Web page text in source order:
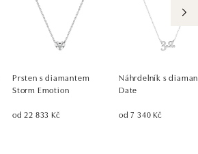
Prsten s diamantem
Storm Emotion
od 22 833 Kč
Náhrdelník s
Date
od 7 340 Kč